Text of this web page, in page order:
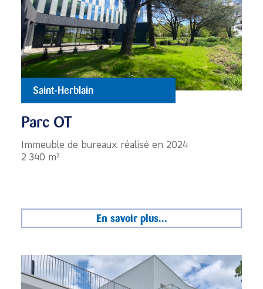
Saint-Herblain
Parc OT
Immeuble de bureaux réalisé en 2024
2 340 m²
En savoir plus...